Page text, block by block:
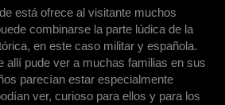
está ofrece al visitante muchos
combinarse la parte lúdica de la
en este caso militar y española.
allí pude ver a muchas familias en sus
parecían estar especialmente
ver, curioso para ellos y para los